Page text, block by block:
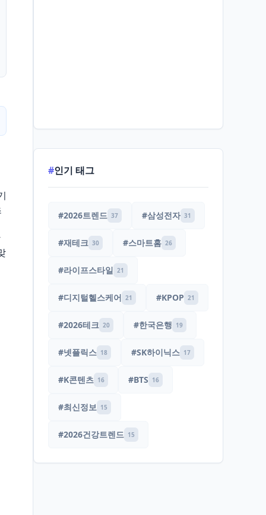
#인기 태그
#2026트렌드 37 #삼성전자 31
#재테크 30 #스마트홈 26
#라이프스타일 21
#디지털헬스케어 21 #KPOP 21
#2026테크 20 #한국은행 19
#넷플릭스 18 #SK하이닉스 17
#K콘텐츠 16 #BTS 16
#최신정보 15
#2026건강트렌드 15